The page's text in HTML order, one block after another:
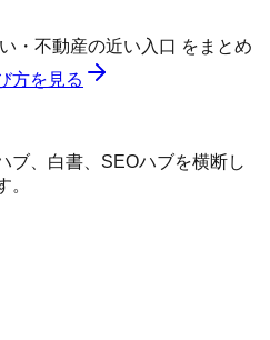
・不動産の近い入口 をまとめ
方を見る
ブ、白書、SEOハブを横断し
。